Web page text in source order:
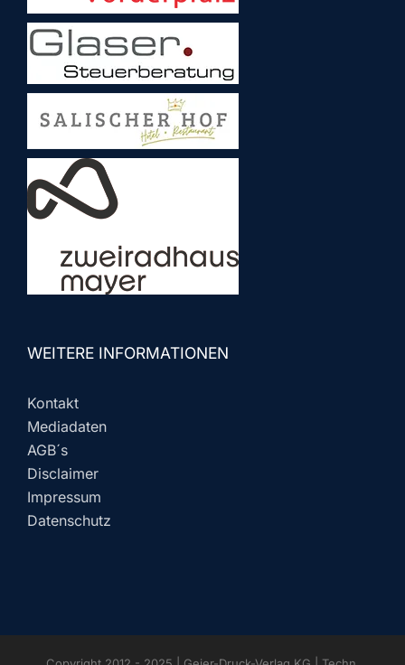
WEITERE INFORMATIONEN
Kontakt
Mediadaten
AGB´s
Disclaimer
Impressum
Datenschutz